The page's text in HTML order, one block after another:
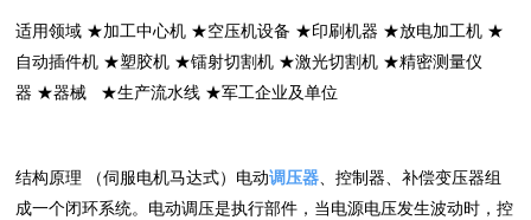
适用领域 ★加工中心机 ★空压机设备 ★印刷机器 ★放电加工机 ★
自动插件机 ★塑胶机 ★镭射切割机 ★激光切割机 ★精密测量仪
器 ★器械 ★生产流水线 ★军工企业及单位
结构原理 （伺服电机马达式）电动调压器、控制器、补偿变压器组
成一个闭环系统。电动调压是执行部件，当电源电压发生波动时，控